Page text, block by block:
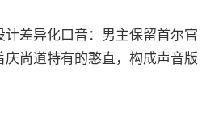
差异化口音：男主保留首尔官
尚道特有的憨直，构成声音版